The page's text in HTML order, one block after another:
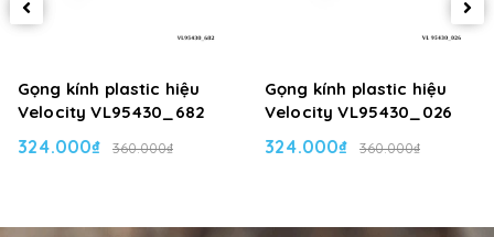
Gọng kính plastic hiệu
Velocity VL95430_682
324.000₫ 360.000₫
Gọng kính plastic hiệu
Velocity VL95430_026
324.000₫ 360.000₫